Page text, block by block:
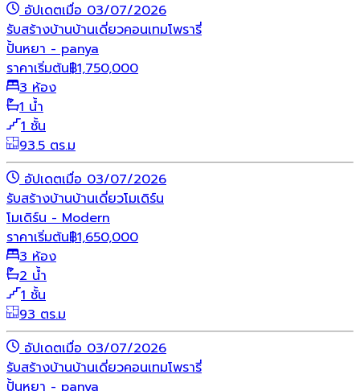
อัปเดตเมื่อ 03/07/2026
รับสร้างบ้านบ้านเดี่ยวคอนเทมโพรารี่
ปั้นหยา - panya
ราคาเริ่มต้น฿1,750,000
3 ห้อง
1 น้ำ
1 ชั้น
93.5 ตร.ม
อัปเดตเมื่อ 03/07/2026
รับสร้างบ้านบ้านเดี่ยวโมเดิร์น
โมเดิร์น - Modern
ราคาเริ่มต้น฿1,650,000
3 ห้อง
2 น้ำ
1 ชั้น
93 ตร.ม
อัปเดตเมื่อ 03/07/2026
รับสร้างบ้านบ้านเดี่ยวคอนเทมโพรารี่